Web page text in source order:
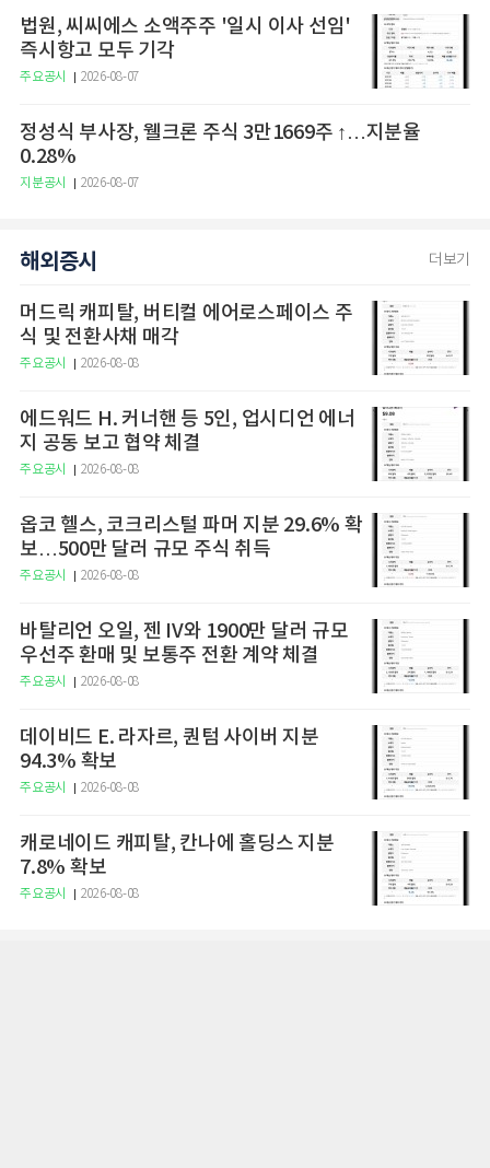
법원, 씨씨에스 소액주주 '일시 이사 선임'
즉시항고 모두 기각
주요공시 2026-08-07
정성식 부사장, 웰크론 주식 3만1669주 ↑…지분율
0.28%
지분공시 2026-08-07
해외증시 더보기
머드릭 캐피탈, 버티컬 에어로스페이스 주
식 및 전환사채 매각
주요공시 2026-08-08
에드워드 H. 커너핸 등 5인, 업시디언 에너
지 공동 보고 협약 체결
주요공시 2026-08-08
옵코 헬스, 코크리스털 파머 지분 29.6% 확
보…500만 달러 규모 주식 취득
주요공시 2026-08-08
바탈리언 오일, 젠 IV와 1900만 달러 규모
우선주 환매 및 보통주 전환 계약 체결
주요공시 2026-08-08
데이비드 E. 라자르, 퀀텀 사이버 지분
94.3% 확보
주요공시 2026-08-08
캐로네이드 캐피탈, 칸나에 홀딩스 지분
7.8% 확보
주요공시 2026-08-08